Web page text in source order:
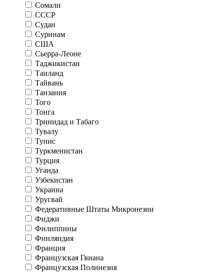
Сомали
СССР
Судан
Суринам
США
Сьерра-Леоне
Таджикистан
Таиланд
Тайвань
Танзания
Того
Тонга
Тринидад и Табаго
Тувалу
Тунис
Туркменистан
Турция
Уганда
Узбекистан
Украина
Уругвай
Федеративные Штаты Микронезии
Фиджи
Филиппины
Финляндия
Франция
Французская Гвиана
Французская Полинезия